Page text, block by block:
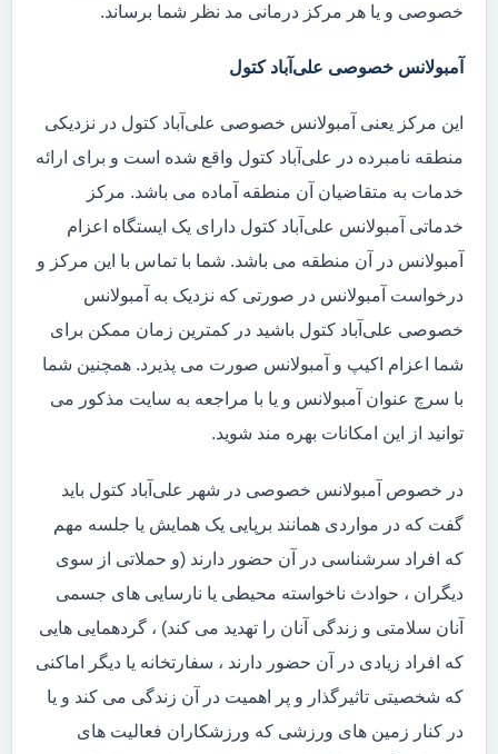
خصوصی و یا هر مرکز درمانی مد نظر شما برساند.
آمبولانس خصوصی علی‌آباد کتول
این مرکز یعنی آمبولانس خصوصی علی‌آباد کتول در نزدیکی
منطقه نامبرده در علی‌آباد کتول واقع شده است و برای ارائه
خدمات به متقاضیان آن منطقه آماده می باشد. مرکز
خدماتی آمبولانس علی‌آباد کتول دارای یک ایستگاه اعزام
آمبولانس در آن منطقه می باشد. شما با تماس با این مرکز و
درخواست آمبولانس در صورتی که نزدیک به آمبولانس
خصوصی علی‌آباد کتول باشید در کمترین زمان ممکن برای
شما اعزام اکیپ و آمبولانس صورت می پذیرد. همچنین شما
با سرچ عنوان آمبولانس و یا با مراجعه به سایت مذکور می
توانید از این امکانات بهره مند شوید.
در خصوص آمبولانس خصوصی در شهر علی‌آباد کتول باید
گفت که در مواردی همانند برپایی یک همایش یا جلسه مهم
که افراد سرشناسی در آن حضور دارند (و حملاتی از سوی
دیگران ، حوادث ناخواسته محیطی یا نارسایی های جسمی
آنان سلامتی و زندگی آنان را تهدید می کند) ، گردهمایی هایی
که افراد زیادی در آن حضور دارند ، سفارتخانه یا دیگر اماکنی
که شخصیتی تاثیرگذار و پر اهمیت در آن زندگی می کند و یا
در کنار زمین های ورزشی که ورزشکاران فعالیت های